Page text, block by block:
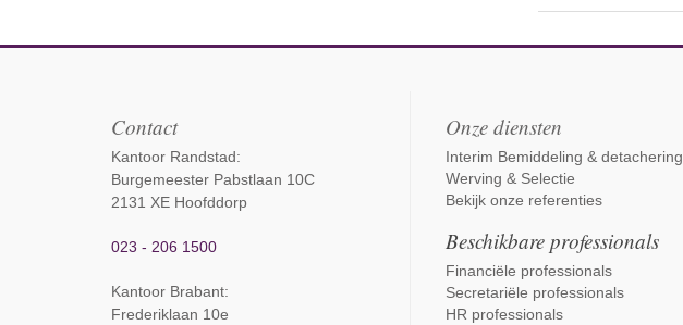
Contact
Kantoor Randstad:
Burgemeester Pabstlaan 10C
2131 XE Hoofddorp
023 - 206 1500
Kantoor Brabant:
Frederiklaan 10e
Onze diensten
Interim Bemiddeling & detachering
Werving & Selectie
Bekijk onze referenties
Beschikbare professionals
Financiële professionals
Secretariële professionals
HR professionals